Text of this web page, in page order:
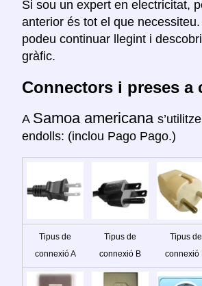
Si sou un expert en electricitat,
anterior és tot el que
podeu continuar llegint i
gràfic.
Connectors i preses a
A Samoa americana
endolls: (inclou Pago Pago.)
Tipus de
connexió A
Tipus de
connexió B
Tipus de
connexió